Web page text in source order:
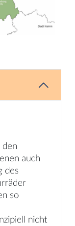
auch
des
so
nicht